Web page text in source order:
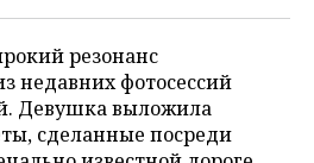
резонанс
недавних фотосессий
Девушка выложила
сделанные посреди